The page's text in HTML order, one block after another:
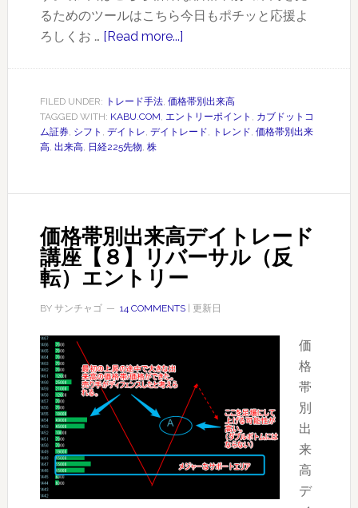
るためのツールはこちら今日もポチッと応援よ
ろしくお … [Read more...]
帯
別
出
イ
ト
レ
ド
出
来
高
の
多
FILED UNDER: トレード手法, 価格帯別出来高
TAGGED WITH: KABU.COM, エントリーポイント , カブドットコ
ム証券, シフト , デイトレ, デイトレード, トレンド, 価格帯別出来
高, 出来高, 日経225先物, 株
価格帯別出来高デイトレード
講座【８】リバーサル（反
転）エントリー
BY サンチャゴ 14 COMMENTS| 更新日
価
格
帯
別
出
来
高
デ